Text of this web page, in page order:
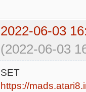
2022-06-03
(2022-06-03
SET
https://